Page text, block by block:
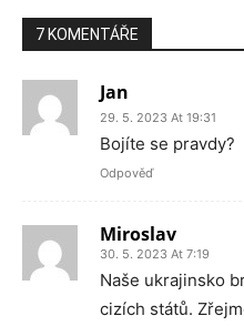
7 KOMENTÁŘE
Jan
29. 5. 2023 At 19:31
Bojíte se pravdy?
Odpověď
Miroslav
30. 5. 2023 At 7:19
Naše ukrajinsko
cizích států.